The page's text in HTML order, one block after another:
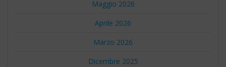
Maggio 2026
Aprile 2026
Marzo 2026
Dicembre 2025